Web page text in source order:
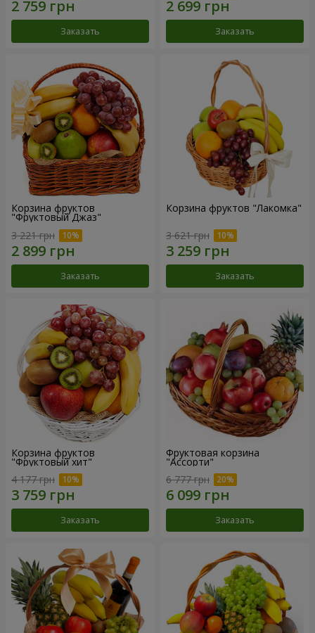
Заказать Заказать
Корзина фруктов
"Фруктовый Джаз"
3 221 грн
Заказать
Корзина фруктов "Лакомка"
3 621 грн
Заказать
Корзина фруктов
"Фруктовый хит"
4 177 грн
Заказать
Фруктовая корзина
"Ассорти"
6 777 грн
Заказать